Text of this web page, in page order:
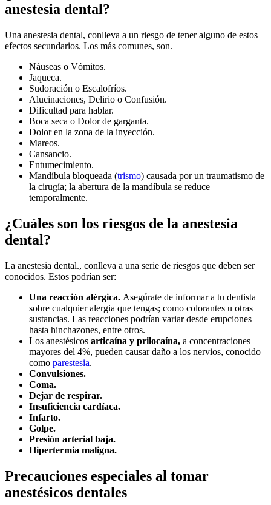
anestesia dental?
Una anestesia dental, conlleva a un riesgo de tener alguno de estos
efectos secundarios. Los más comunes, son.
Náuseas o Vómitos.
Jaqueca.
Sudoración o Escalofríos.
Alucinaciones, Delirio o Confusión.
Dificultad para hablar.
Boca seca o Dolor de garganta.
Dolor en la zona de la inyección.
Mareos.
Cansancio.
Entumecimiento.
Mandíbula bloqueada (trismo) causada por un traumatismo de
la cirugía; la abertura de la mandíbula se reduce
temporalmente.
¿Cuáles son los riesgos de la anestesia
dental?
La anestesia dental., conlleva a una serie de riesgos que deben ser
conocidos. Estos podrían ser:
Una reacción alérgica. Asegúrate de informar a tu dentista
sobre cualquier alergia que tengas; como colorantes u otras
sustancias. Las reacciones podrían variar desde erupciones
hasta hinchazones, entre otros.
Los anestésicos articaína y prilocaína, a concentraciones
mayores del 4%, pueden causar daño a los nervios, conocido
como parestesia.
Convulsiones.
Coma.
Dejar de respirar.
Insuficiencia cardíaca.
Infarto.
Golpe.
Presión arterial baja.
Hipertermia maligna.
Precauciones especiales al tomar
anestésicos dentales